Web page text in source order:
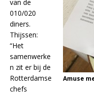
Amuse
van de
010/020
diners.
Thijssen:
“Het
samenwerke
n zit er bij de
Rotterdamse
chefs